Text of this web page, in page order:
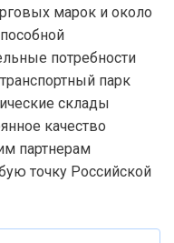
марок и около
потребности
парк
склады
качество
партнерам
точку Российской